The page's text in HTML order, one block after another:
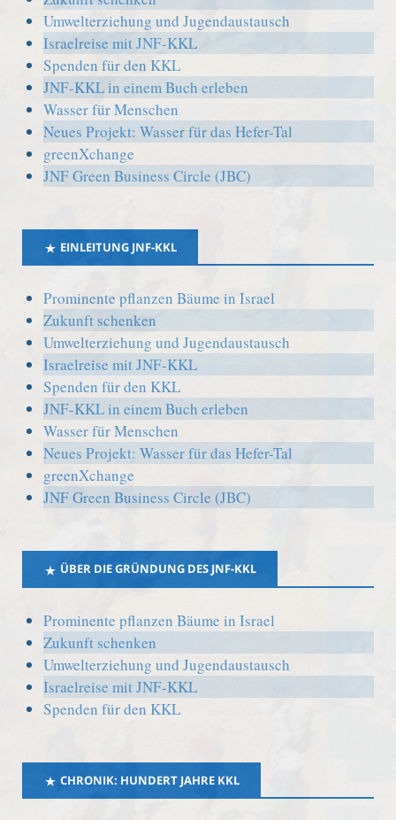
Umwelterziehung und Jugendaustausch
Israelreise mit JNF-KKL
Spenden für den KKL
JNF-KKL in einem Buch erleben
Wasser für Menschen
Neues Projekt: Wasser für das Hefer-Tal
greenXchange
JNF Green Business Circle (JBC)
EINLEITUNG JNF-KKL
Prominente pflanzen Bäume in Israel
Zukunft schenken
Umwelterziehung und Jugendaustausch
Israelreise mit JNF-KKL
Spenden für den KKL
JNF-KKL in einem Buch erleben
Wasser für Menschen
Neues Projekt: Wasser für das Hefer-Tal
greenXchange
JNF Green Business Circle (JBC)
ÜBER DIE GRÜNDUNG DES JNF-KKL
Prominente pflanzen Bäume in Israel
Zukunft schenken
Umwelterziehung und Jugendaustausch
Israelreise mit JNF-KKL
Spenden für den KKL
CHRONIK: HUNDERT JAHRE KKL